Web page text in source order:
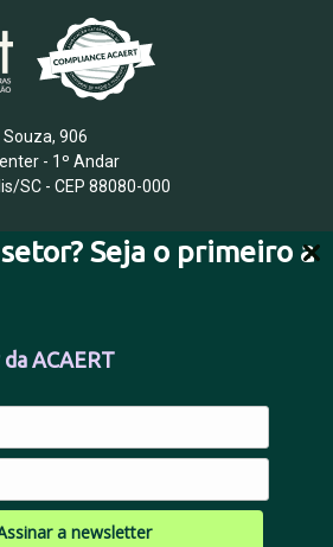
Seja o primeiro a
ACAERT
a newsletter
906
- 1º Andar
SC - CEP 88080-000
os direitos reservados.